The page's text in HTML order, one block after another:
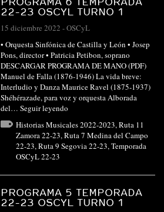
22-23 OSCYL TURNO 1
15 diciembre 2022 -OSCyL
• Orquesta Sinfónica de Castilla y León • Josep
Pons, director • Patricia Petibon, soprano
DESCARGAR PROGRAMA DE MANO (PDF)
Manuel de Falla (1876-1946) La vida breve:
Interludio y Danza Maurice Ravel (1875-1937)
Shéhérazade, para voz y orquesta Alborada
del… Seguir leyendo
Historias Musicales 2022-2023,Ruta 11
Zamora 22-23,Ruta 7 Medina del Campo
22-23,Ruta 9 Segovia 22-23,Temporada
OSCyL 22-23
PROGRAMA 5 TEMPORADA
22-23 OSCYL TURNO 1